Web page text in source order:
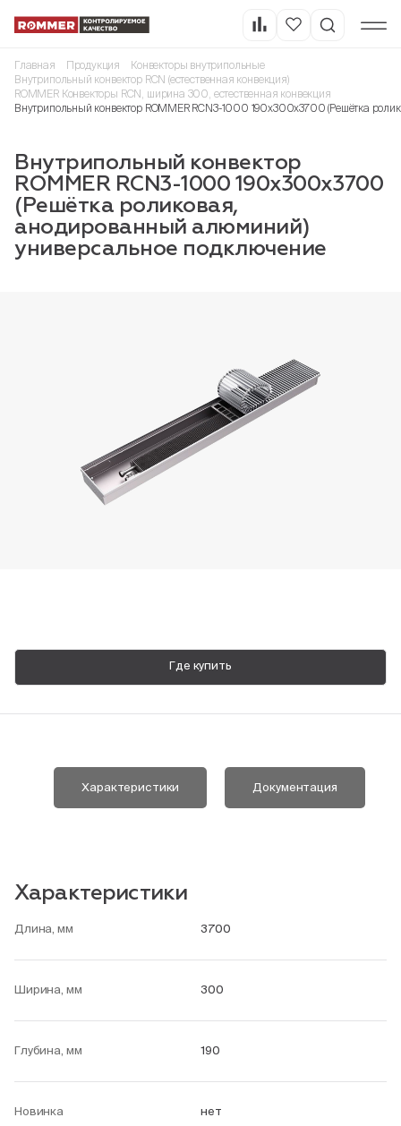
Пн-Пт, 9:00—18:00
Главная Продукция
Конвекторы внутрипольные
Внутрипольный конвектор RCN (естественная конвекция)
ROMMER Конвекторы RCN, ширина 300, естественная конвекция
Внутрипольный конвектор ROMMER RCN3-1000 190х300х3700 (Решётка
Внутрипольный конвектор
ROMMER RCN3-1000 190х300х3700
(Решётка роликовая,
анодированный алюминий)
универсальное подключение
Где купить
Характеристики Документация
Характеристики
Длина, мм 3700
Ширина, мм 300
Глубина, мм 190
Новинка нет